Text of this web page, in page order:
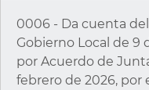
0006 - Da cuenta
Gobierno Local de 9
por Acuerdo de
febrero de 2026, por